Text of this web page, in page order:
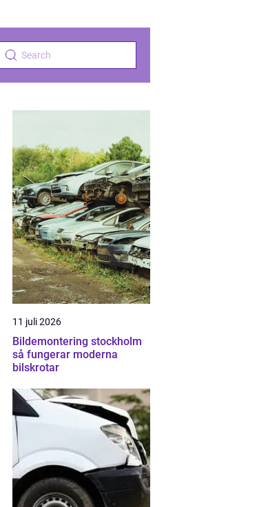
11 juli 2026
Bildemontering stockholm
så fungerar moderna
bilskrotar